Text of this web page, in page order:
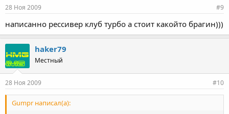
28 Ноя 2009 #9
написанно рессивер клуб турбо а стоит какойто брагин)))
haker79
Местный
28 Ноя 2009 #10
Gumpr написал(а):